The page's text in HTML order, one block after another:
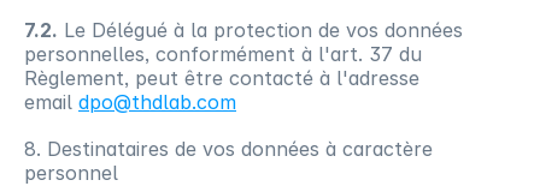
7.2. Le Délégué à la protection de vos données
personnelles, conformément à l'art. 37 du
Règlement, peut être contacté à l'adresse
email dpo@thdlab.com
8. Destinataires de vos données à caractère
personnel